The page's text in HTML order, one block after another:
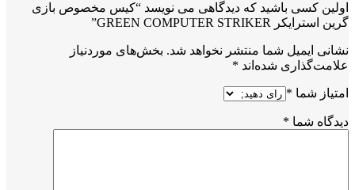
اولین کسی باشید که دیدگاهی می نویسد “کیس مخصوص بازی
گرین استرایکر GREEN COMPUTER STRIKER”
نشانی ایمیل شما منتشر نخواهد شد. بخش‌های موردنیاز
علامت‌گذاری شده‌اند *
امتیاز شما *
دیدگاه شما *